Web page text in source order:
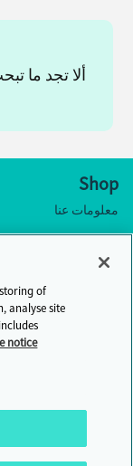
ألا تجد ما
Shop
معلومات عنا
تواصل معنا
of
analyse site
notice